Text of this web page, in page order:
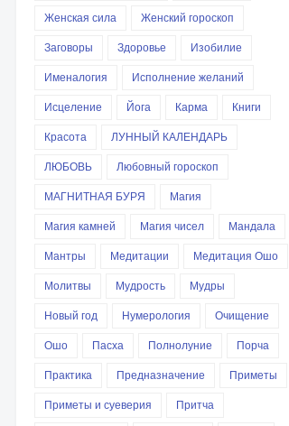
Женская сила
Женский гороскоп
Заговоры
Здоровье
Изобилие
Именалогия
Исполнение желаний
Исцеление
Йога Карма
Книги
Красота
ЛУННЫЙ КАЛЕНДАРЬ
ЛЮБОВЬ
Любовный гороскоп
МАГНИТНАЯ БУРЯ
Магия
Магия камней
Магия чисел
Мандала
Мантры
Медитации
Медитация Ошо
Молитвы
Мудрость
Мудры
Новый год
Нумерология
Очищение
Ошо
Пасха Полнолуние
Порча
Практика
Предназначение
Приметы
Приметы и суеверия
Притча